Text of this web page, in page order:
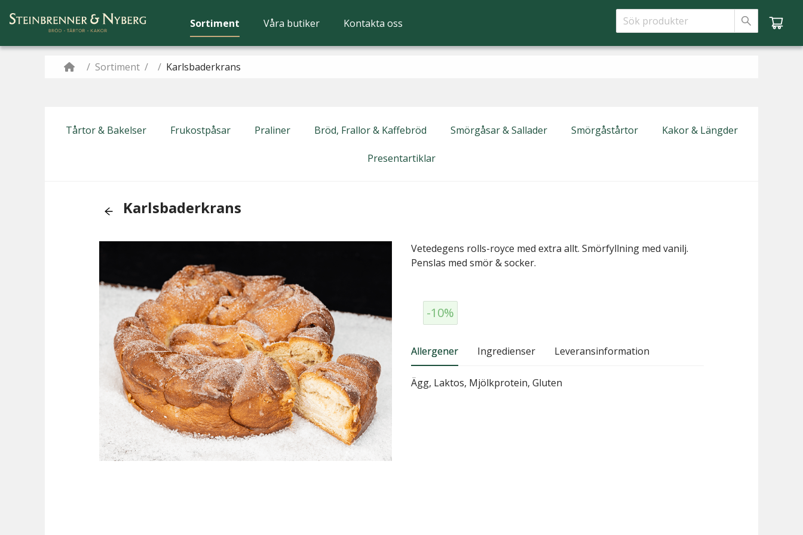
Sortiment Våra butiker Kontakta oss
/ Sortiment / / Karlsbaderkrans
Tårtor & Bakelser Frukostpåsar Praliner Bröd, Frallor & Kaffebröd Smörgåsar & Sallader Smörgåstårtor Kakor & Längder
Presentartiklar
Karlsbaderkrans
Vetedegens rolls-royce med extra allt. Smörfyllning med vanilj.
Penslas med smör & socker.
-10%
Allergener Ingredienser Leveransinformation
Ägg, Laktos, Mjölkprotein, Gluten